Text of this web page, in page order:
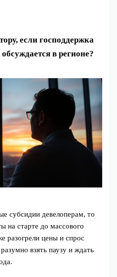
если господдержка
в регионе?
субсидии девелоперам, то
на старте до массового
разогрели цены и спрос
взять паузу и ждать